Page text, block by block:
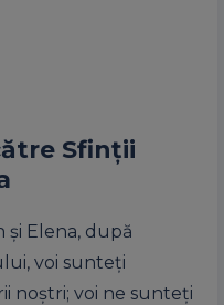
Sfinții
și Elena, după
voi sunteți
noștri; voi ne sunteți